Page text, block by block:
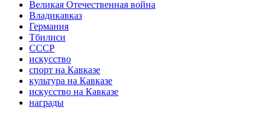
Великая Отечественная война
Владикавказ
Германия
Тбилиси
СССР
искусство
спорт на Кавказе
культура на Кавказе
искусство на Кавказе
награды